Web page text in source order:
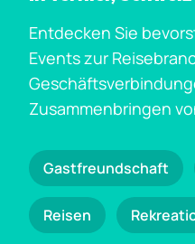
Entdecken Sie
Events zur
Zusammenbringen
Gastfreundschaft
Reisen